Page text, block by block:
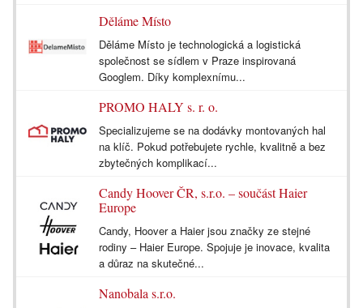
Děláme Místo
Děláme Místo je technologická a logistická
společnost se sídlem v Praze inspirovaná
Googlem. Díky komplexnímu...
PROMO HALY s. r. o.
Specializujeme se na dodávky montovaných hal
na klíč. Pokud potřebujete rychle, kvalitně a bez
zbytečných komplikací...
Candy Hoover ČR, s.r.o. – součást Haier
Europe
Candy, Hoover a Haier jsou značky ze stejné
rodiny – Haier Europe. Spojuje je inovace, kvalita
a důraz na skutečné...
Nanobala s.r.o.